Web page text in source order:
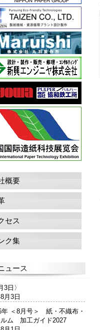
概要
セス
ク集
ュース
3日〉
月3日
年 ＜8月号＞ 紙・不織布・
ルム 加工ガイド2027